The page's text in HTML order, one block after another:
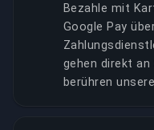
Bezahle mit
Google Pay
gehen direkt
berühren